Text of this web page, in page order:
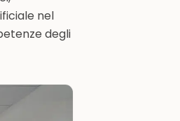
nel
degli